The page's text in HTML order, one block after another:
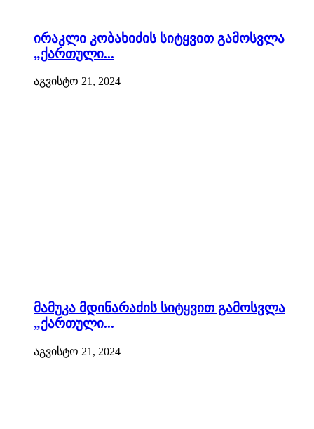
ირაკლი კობახიძის სიტყვით გამოსვლა
„ქართული...
აგვისტო 21, 2024
მამუკა მდინარაძის სიტყვით გამოსვლა
„ქართული...
აგვისტო 21, 2024